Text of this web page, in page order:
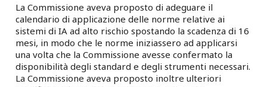
La Commissione aveva proposto di adeguare il
calendario di applicazione delle norme relative ai
sistemi di IA ad alto rischio spostando la scadenza di 16
mesi, in modo che le norme iniziassero ad applicarsi
una volta che la Commissione avesse confermato la
disponibilità degli standard e degli strumenti necessari.
La Commissione aveva proposto inoltre ulteriori